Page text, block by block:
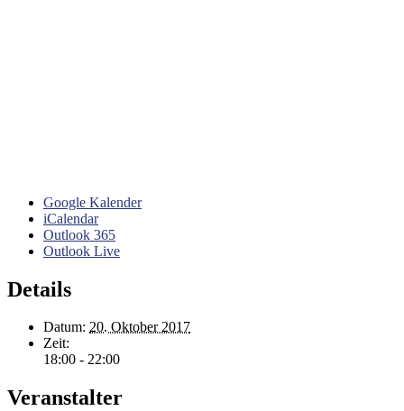
Google Kalender
iCalendar
Outlook 365
Outlook Live
Details
Datum: 20. Oktober 2017
Zeit:
18:00 - 22:00
Veranstalter